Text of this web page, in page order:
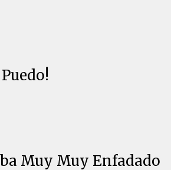
Puedo!
Muy Muy Enfadado